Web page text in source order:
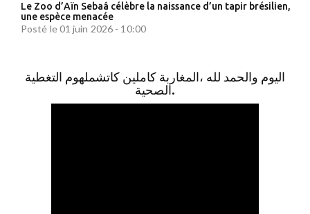
Le Zoo d’Aïn Sebaâ célèbre la naissance d’un tapir brésilien,
une espèce menacée
Posté le 01 juin 2026 - 10:00
اليوم والحمد لله ،المغاربة كاملين كاتشملهوم التغطية
الصحية.